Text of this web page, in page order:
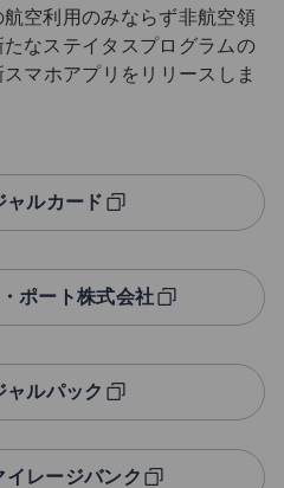
空利用のみならず非航空領
なステイタスプログラムの
マホアプリをリリースしま
ャルカード
ポート株式会社
ャルパック
レージバンク